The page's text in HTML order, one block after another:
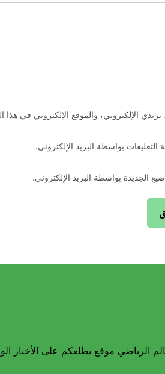
الإلكتروني، والموقع الإلكتروني في هذا
التعليقات بواسطة البريد الإلكتروني.
الجديدة بواسطة البريد الإلكتروني.
الرياضي موقع يطلعكم على الأخبار